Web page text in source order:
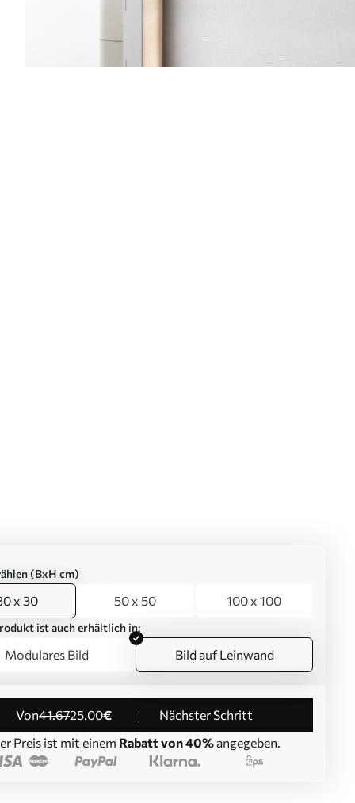
(BxH cm)
x 30 50 x 50 100 x 100
ist auch erhältlich in:
Modulares Bild Bild auf Leinwand
von41.6725.00€
Nächster Schritt
Preis ist mit einem Rabatt von 40% angegeben.